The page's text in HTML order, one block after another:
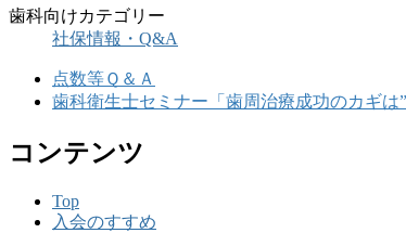
歯科向けカテゴリー
社保情報・Q&A
点数等Ｑ＆Ａ
歯科衛生士セミナー「歯周治療成功のカギは
コンテンツ
Top
入会のすすめ